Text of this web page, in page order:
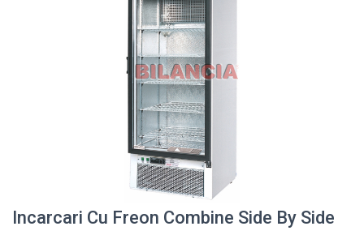
Incarcari Cu Freon Combine Side By Side